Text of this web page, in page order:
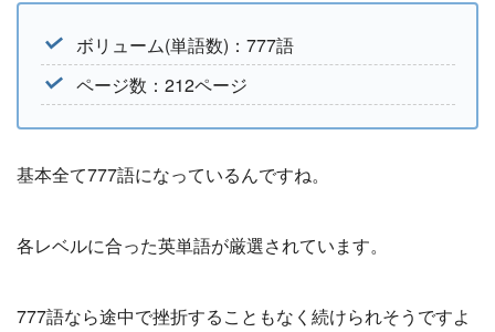
ボリューム(単語数)：777語
ページ数：212ページ
基本全て777語になっているんですね。
各レベルに合った英単語が厳選されています。
777語なら途中で挫折することもなく続けられそうですよ